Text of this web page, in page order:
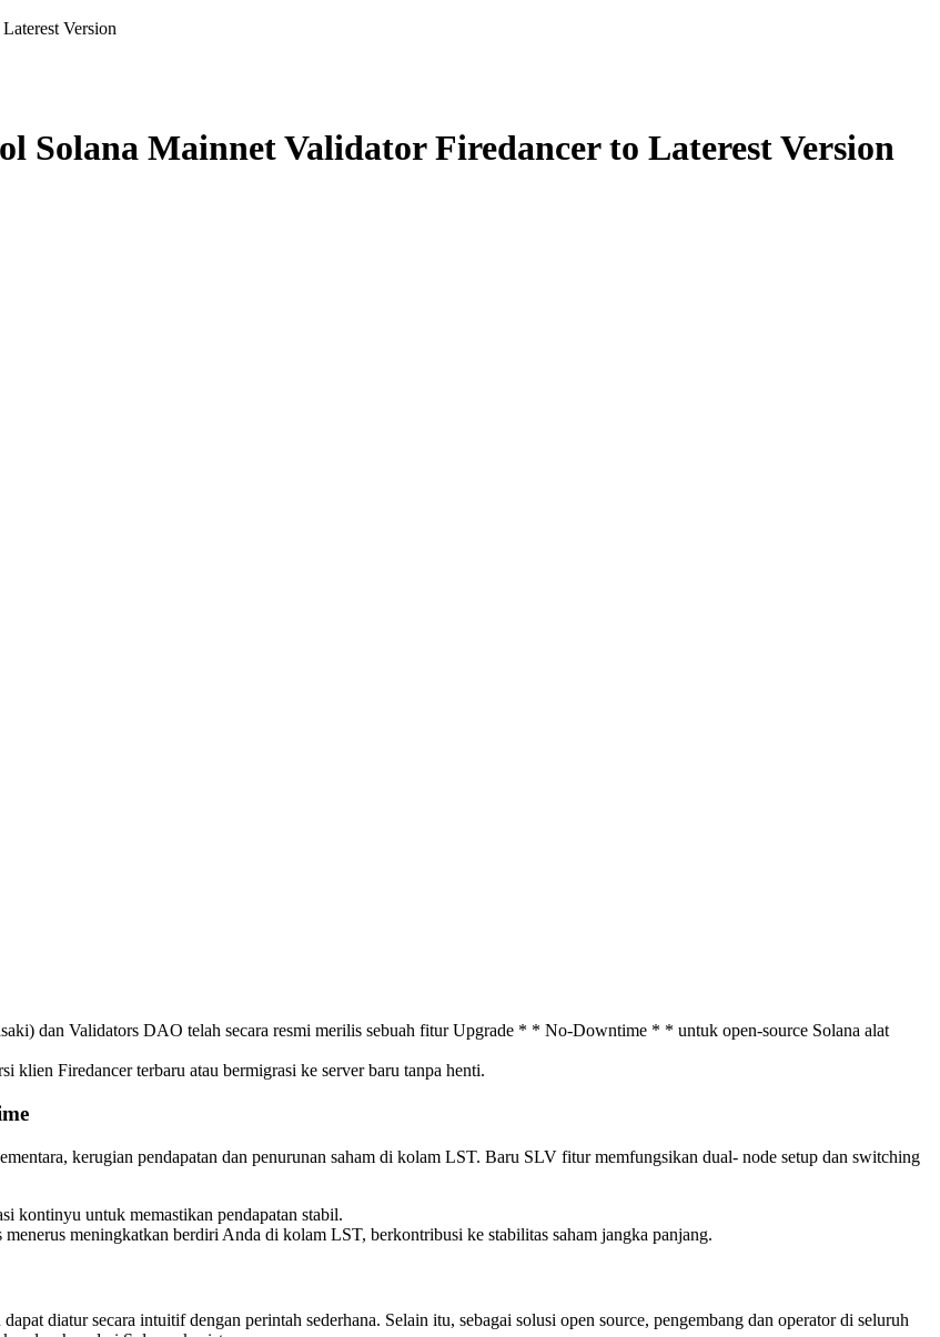
Version
Solana Mainnet Validator Firedancer to Laterest Version
dan Validators DAO telah secara resmi merilis sebuah fitur Upgrade * * No-Downtime * * untuk open-source Solana alat
Firedancer terbaru atau bermigrasi ke server baru tanpa henti.
kerugian pendapatan dan penurunan saham di kolam LST. Baru SLV fitur memfungsikan dual- node setup dan switching
kontinyu untuk memastikan pendapatan stabil.
meningkatkan berdiri Anda di kolam LST, berkontribusi ke stabilitas saham jangka panjang.
diatur secara intuitif dengan perintah sederhana. Selain itu, sebagai solusi open source, pengembang dan operator di seluruh